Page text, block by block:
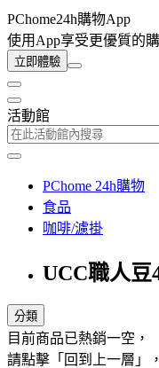
PChome24h購物App
使用App享受更優質的
立即體驗
活動館
PChome 24h購物
食品
咖啡/濾掛
UCC職人豆
分類
目前商品已熱銷一空，
請點擊「回到上一層」